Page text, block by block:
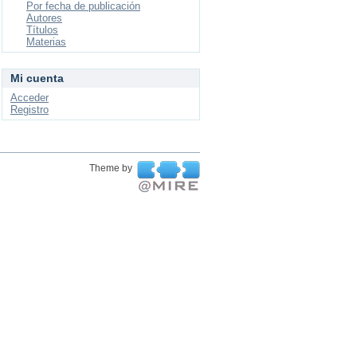
Por fecha de publicación
Autores
Títulos
Materias
Mi cuenta
Acceder
Registro
Theme by